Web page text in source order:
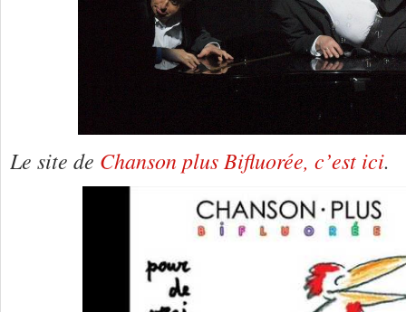
Le site de Chanson plus Bifluorée, c’est ici.